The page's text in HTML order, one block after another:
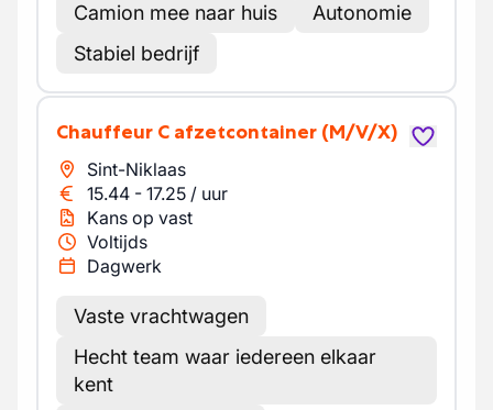
Camion mee naar huis
Autonomie
Stabiel bedrijf
Chauffeur C afzetcontainer (M/V/X)
Sint-Niklaas
15.44 - 17.25 / uur
Kans op vast
Voltijds
Dagwerk
Vaste vrachtwagen
Hecht team waar iedereen elkaar
kent